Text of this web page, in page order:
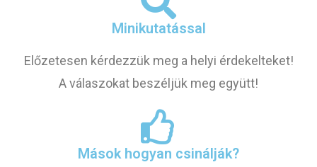
Minikutatással
Előzetesen kérdezzük meg a helyi érdekelteket!
A válaszokat beszéljük meg együtt!
Mások hogyan csinálják?